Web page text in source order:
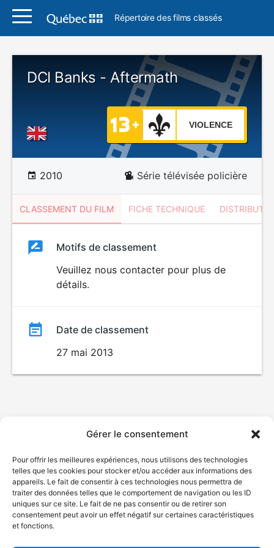
Gérer le consentement
Pour offrir les meilleures expériences, nous utilisons des technologies
telles que les cookies pour stocker et/ou accéder aux informations des
appareils. Le fait de consentir à ces technologies nous permettra de
traiter des données telles que le comportement de navigation ou les ID
uniques sur ce site. Le fait de ne pas consentir ou de retirer son
consentement peut avoir un effet négatif sur certaines caractéristiques
et fonctions.
Répertoire des films classés
DCI Banks - Aftermath
VIOLENCE
2010 Série télévisée policière
CLASSEMENT DU FILM FICHE TECHNIQUE
ClassementClassement
Motifs de classement
Veuillez nous contacter pour plus de
détails.
Date de classement
27 mai 2013